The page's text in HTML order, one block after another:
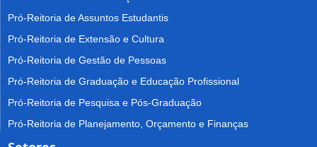
Pró-Reitoria de Assuntos Estudantis
Pró-Reitoria de Extensão e Cultura
Pró-Reitoria de Gestão de Pessoas
Pró-Reitoria de Graduação e Educação Profissional
Pró-Reitoria de Pesquisa e Pós-Graduação
Pró-Reitoria de Planejamento, Orçamento e Finanças